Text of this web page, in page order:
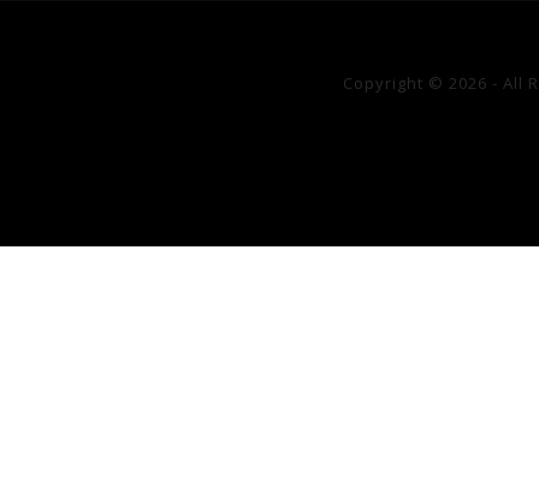
Copyright © 2026 - All